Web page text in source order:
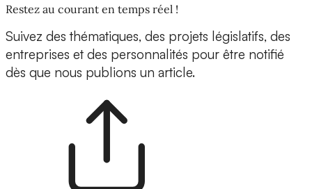
Restez au courant en temps réel !
Suivez des thématiques, des projets législatifs, des
entreprises et des personnalités pour être notifié
dès que nous publions un article.